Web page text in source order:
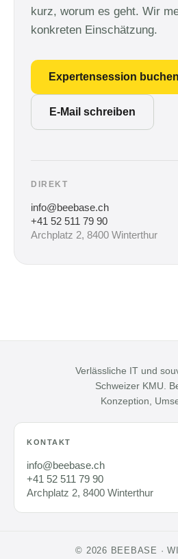
kurz, worum es geht. Wir
konkreten Einschätzung.
Expertensession buchen
E-Mail schreiben
DIREKT
info@beebase.ch
+41 52 511 79 90
Archplatz 2, 8400 Winterthur
Verlässliche IT und
Schweizer KMU.
Konzeption,
KONTAKT
info@beebase.ch
+41 52 511 79 90
Archplatz 2, 8400 Winterthur
© 2026 BEEBASE ·